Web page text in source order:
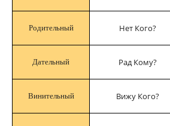
Родительный Нет Кого?
Дательный Рад Кому?
Винительный Вижу Кого?